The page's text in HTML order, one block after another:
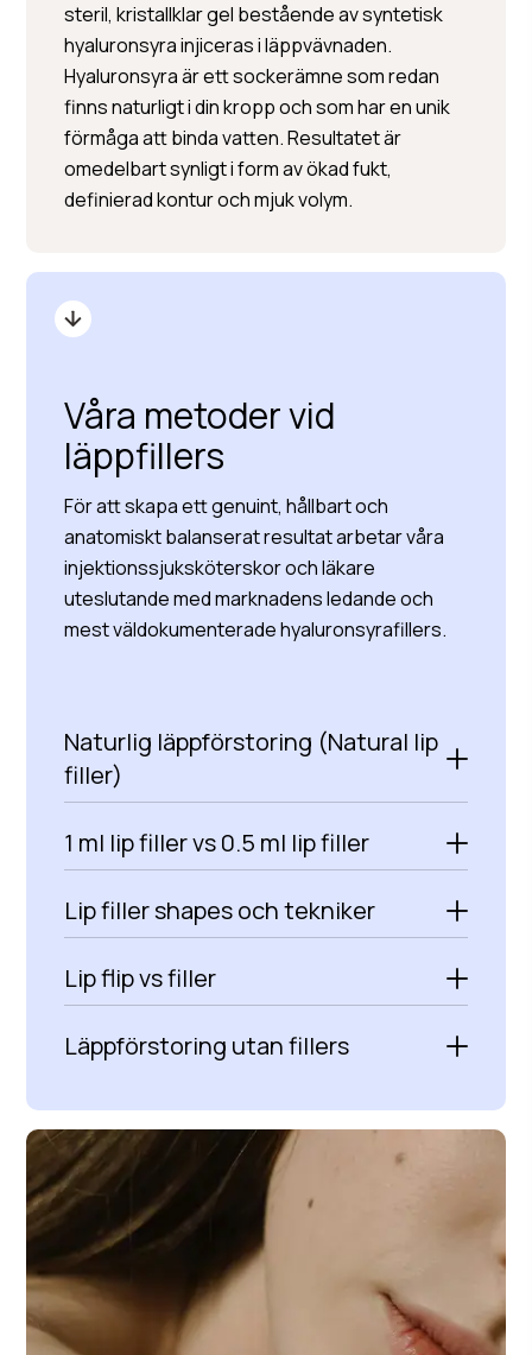
steril, kristallklar gel bestående av syntetisk
hyaluronsyra injiceras i läppvävnaden.
Hyaluronsyra är ett sockerämne som redan
finns naturligt i din kropp och som har en unik
förmåga att binda vatten. Resultatet är
omedelbart synligt i form av ökad fukt,
definierad kontur och mjuk volym.
Våra metoder vid
läppfillers
För att skapa ett genuint, hållbart och
anatomiskt balanserat resultat arbetar våra
injektionssjuksköterskor och läkare
uteslutande med marknadens ledande och
mest väldokumenterade hyaluronsyrafillers.
Naturlig läppförstoring (Natural lip
filler)
1 ml lip filler vs 0.5 ml lip filler
Lip filler shapes och tekniker
Lip flip vs filler
Läppförstoring utan fillers